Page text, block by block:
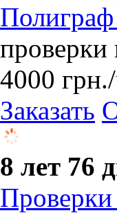
проверки
4000 грн.
Заказать
8 лет 76
Проверки